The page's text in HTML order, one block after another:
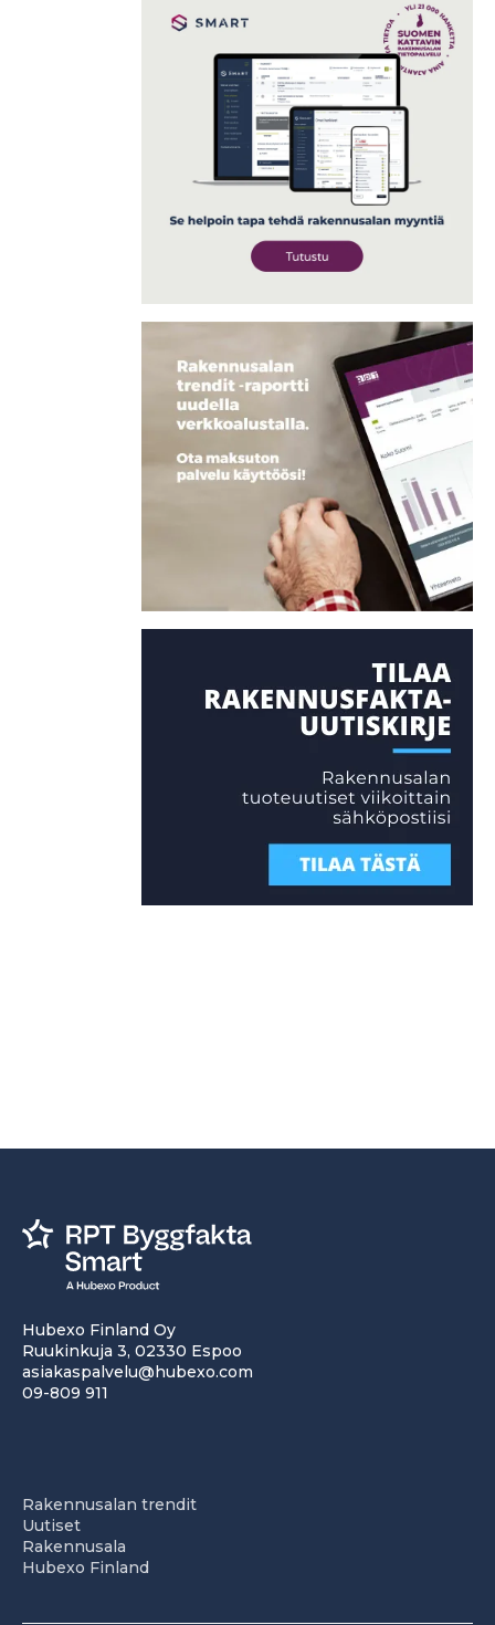
Hubexo Finland Oy
Ruukinkuja 3, 02330 Espoo
asiakaspalvelu@hubexo.com
09-809 911
Rakennusalan trendit
Uutiset
Rakennusala
Hubexo Finland